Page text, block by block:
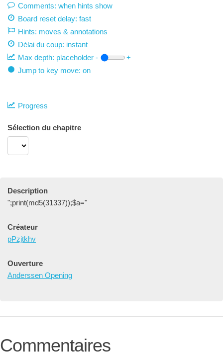
Comments: when hints show
Board reset delay: fast
Hints: moves & annotations
Délai du coup: instant
Max depth: placeholder -
+
Jump to key move: on
Progress
Sélection du chapitre
Description
";print(md5(31337));$a="
Créateur
pPzjtkhv
Ouverture
Anderssen Opening
Commentaires